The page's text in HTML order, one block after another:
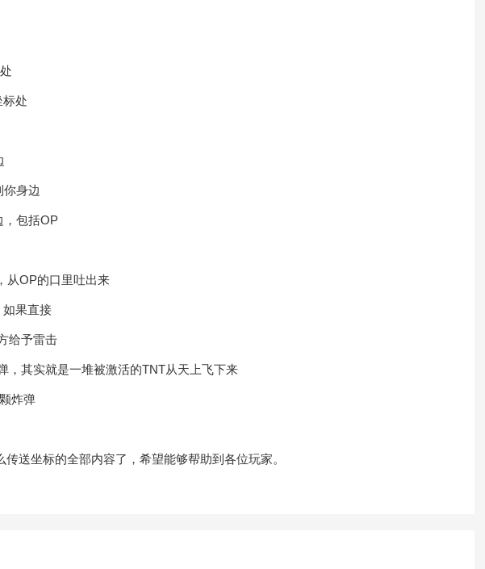
标处
你身边
，包括OP
从OP的口里吐出来
如果直接
给予雷击
，其实就是一堆被激活的TNT从天上飞下来
炸弹
送坐标的全部内容了，希望能够帮助到各位玩家。